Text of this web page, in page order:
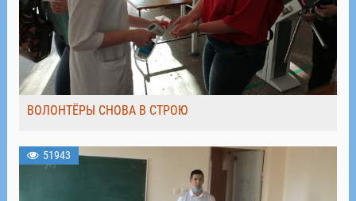
ВОЛОНТЁРЫ СНОВА В СТРОЮ
51943